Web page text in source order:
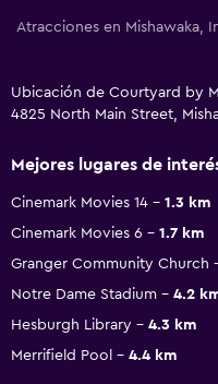
Atracciones en Mishawaka,
Ubicación de Courtyard by
4825 North Main Street,
Mejores lugares de
Cinemark Movies 14
1.3 km
Cinemark Movies 6
1.7 km
Granger Community Church
Notre Dame Stadium
4.2
Hesburgh Library
4.3 km
Merrifield Pool
4.4 km